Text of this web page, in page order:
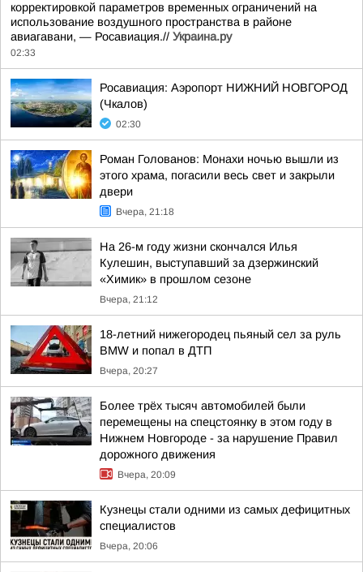
корректировкой параметров временных ограничений на
использование воздушного пространства в районе
авиагавани, — Росавиация.// Украина.ру
02:33
Росавиация: Аэропорт НИЖНИЙ НОВГОРОД
(Чкалов)
02:30
Роман Голованов: Монахи ночью вышли из
этого храма, погасили весь свет и закрыли
двери
Вчера, 21:18
На 26-м году жизни скончался Илья
Кулешин, выступавший за дзержинский
«Химик» в прошлом сезоне
Вчера, 21:12
18-летний нижегородец пьяный сел за руль
BMW и попал в ДТП
Вчера, 20:27
Более трёх тысяч автомобилей были
перемещены на спецстоянку в этом году в
Нижнем Новгороде - за нарушение Правил
дорожного движения
Вчера, 20:09
Кузнецы стали одними из самых дефицитных
специалистов
Вчера, 20:06